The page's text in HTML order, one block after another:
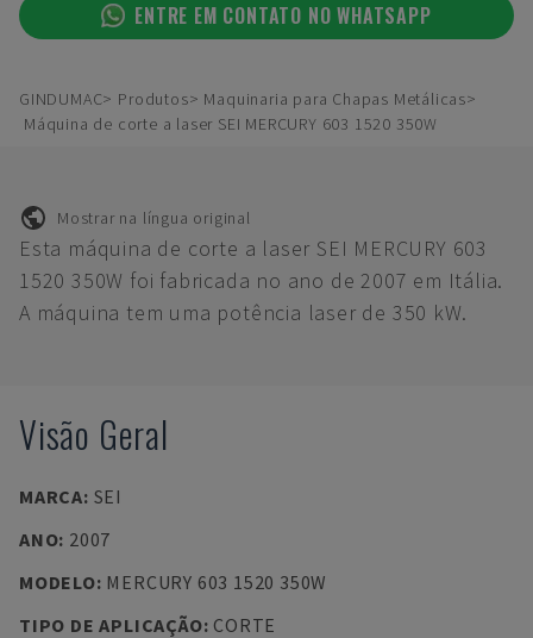
ENTRE EM CONTATO NO WHATSAPP
GINDUMAC Produtos
Maquinaria para Chapas Metálicas
Máquina de corte a laser SEI MERCURY 603 1520 350W
Mostrar na língua original
Esta máquina de corte a laser SEI MERCURY 603
1520 350W foi fabricada no ano de 2007 em Itália.
A máquina tem uma potência laser de 350 kW.
Visão Geral
MARCA: SEI
ANO: 2007
MODELO: MERCURY 603 1520 350W
TIPO DE APLICAÇÃO: CORTE